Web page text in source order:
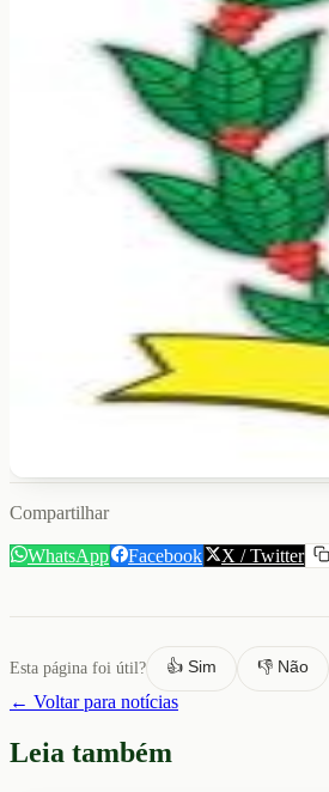
Compartilhar
WhatsApp Facebook X / Twitter
Esta página foi útil? 👍 Sim 👎 Não
← Voltar para notícias
Leia também